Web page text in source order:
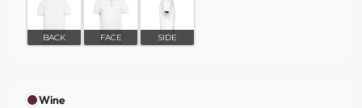
BACK FACE SIDE
Wine